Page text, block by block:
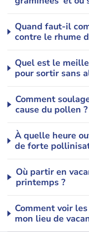
Quand faut-il
contre le rhume
Quel est le
pour sortir sans
Comment
cause du pollen ?
À quelle heure
de forte
Où partir en
printemps ?
Comment voir
mon lieu de